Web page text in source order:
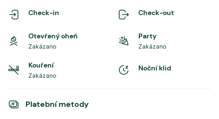
Check-in Check-out
Otevřený oheň
Zakázano
Party
Zakázano
Kouření
Zakázano
Noční klid
Platební metody